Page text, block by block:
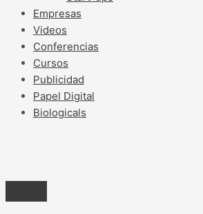
Empresas
Videos
Conferencias
Cursos
Publicidad
Papel Digital
Biologicals